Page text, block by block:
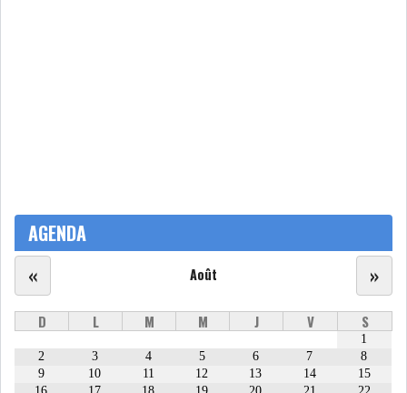
INTERVIEWS
TUSTEX PLUS
AGENDA
Août
« »
D L M M J V S
1
2
3 4 5 6 7
8
9
10 11 12 13 14
15